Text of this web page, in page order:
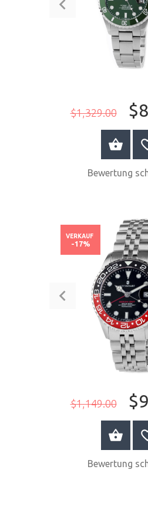
$1,329.00
Bewertung
$1,149.00
VERKAUF
-17%
Bewertung